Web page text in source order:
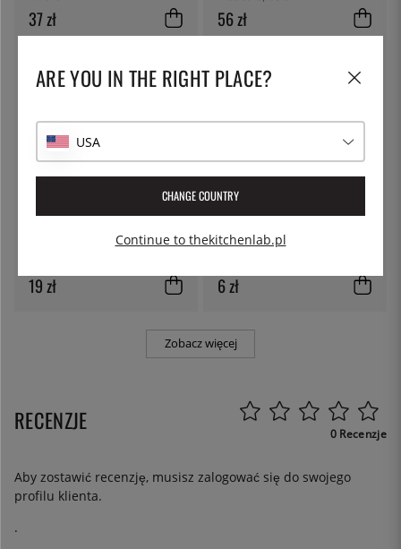
37 zł 56 zł
Szpatułka z drewnianą rączką,
19 zł
Okrągły kubek, 480 ml z
6 zł
Zobacz więcej
RECENZJE 0 Recenzje
Aby zostawić recenzję, musisz zalogować się do swojego
profilu klienta.
.
ARE YOU IN THE RIGHT PLACE?
USA
CHANGE COUNTRY
Continue to thekitchenlab.pl